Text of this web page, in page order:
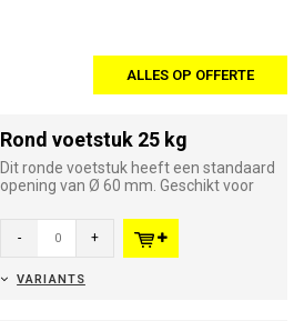
ALLES OP OFFERTE
Rond voetstuk 25 kg
Dit ronde voetstuk heeft een standaard
opening van Ø 60 mm. Geschikt voor
- +
VARIANTS